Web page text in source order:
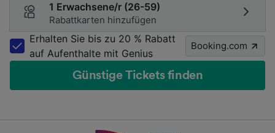
1 Erwachsene/r (26-59)
Rabattkarten hinzufügen
Erhalten Sie bis zu 20 % Rabatt
auf Aufenthalte mit Genius
Booking.com
Günstige Tickets finden